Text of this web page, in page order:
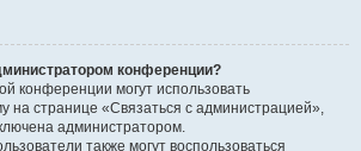
конференции?
конференции могут использовать
на странице «Связаться с администрацией»,
администратором.
также могут воспользоваться